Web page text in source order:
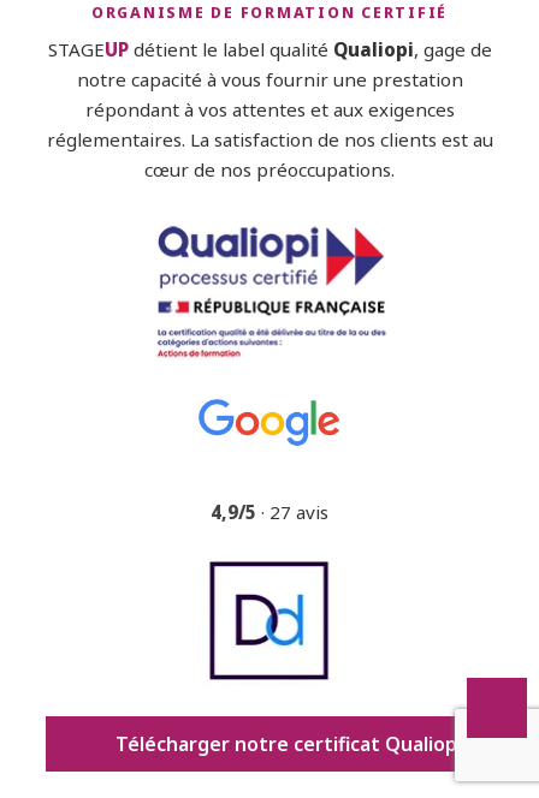
ORGANISME DE FORMATION CERTIFIÉ
STAGEUPdétient le label qualité Qualiopi, gage de
notre capacité à vous fournir une prestation
répondant à vos attentes et aux exigences
réglementaires. La satisfaction de nos clients est au
cœur de nos préoccupations.
4,9/5 · 27 avis
Télécharger notre certificat Qualiopi